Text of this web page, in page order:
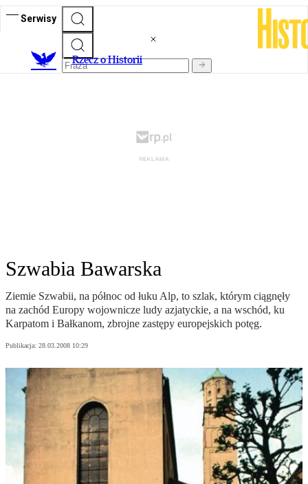
Serwisy
Rzecz o Historii
Szwabia Bawarska
Ziemie Szwabii, na północ od łuku Alp, to szlak, którym ciągnęły
na zachód Europy wojownicze ludy azjatyckie, a na wschód, ku
Karpatom i Bałkanom, zbrojne zastępy europejskich potęg.
Publikacja: 28.03.2008 10:29